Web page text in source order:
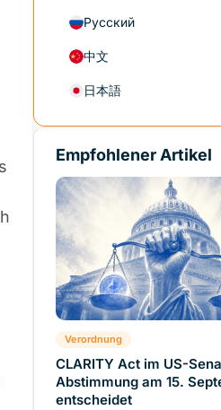
Русский
中文
日本語
Empfohlener Artikel
Verordnung
CLARITY Act im US-
Abstimmung am 15.
entscheidet